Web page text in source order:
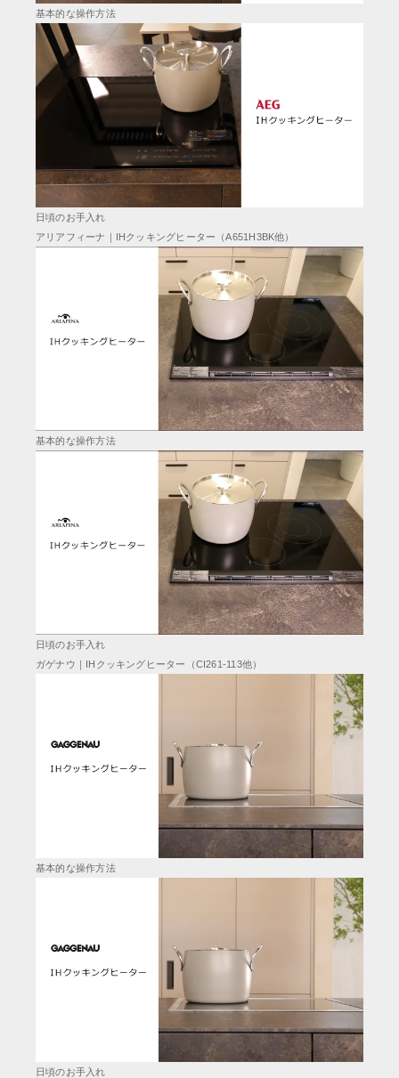
基本的な操作方法
日頃のお手入れ
アリアフィーナ｜IHクッキングヒーター（A651H3BK他）
基本的な操作方法
日頃のお手入れ
ガゲナウ｜IHクッキングヒーター（CI261-113他）
基本的な操作方法
日頃のお手入れ